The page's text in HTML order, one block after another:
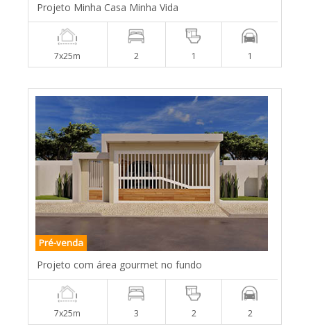
Projeto Minha Casa Minha Vida
7x25m 2 1 1
Pré-venda
Projeto com área gourmet no fundo
7x25m 3 2 2